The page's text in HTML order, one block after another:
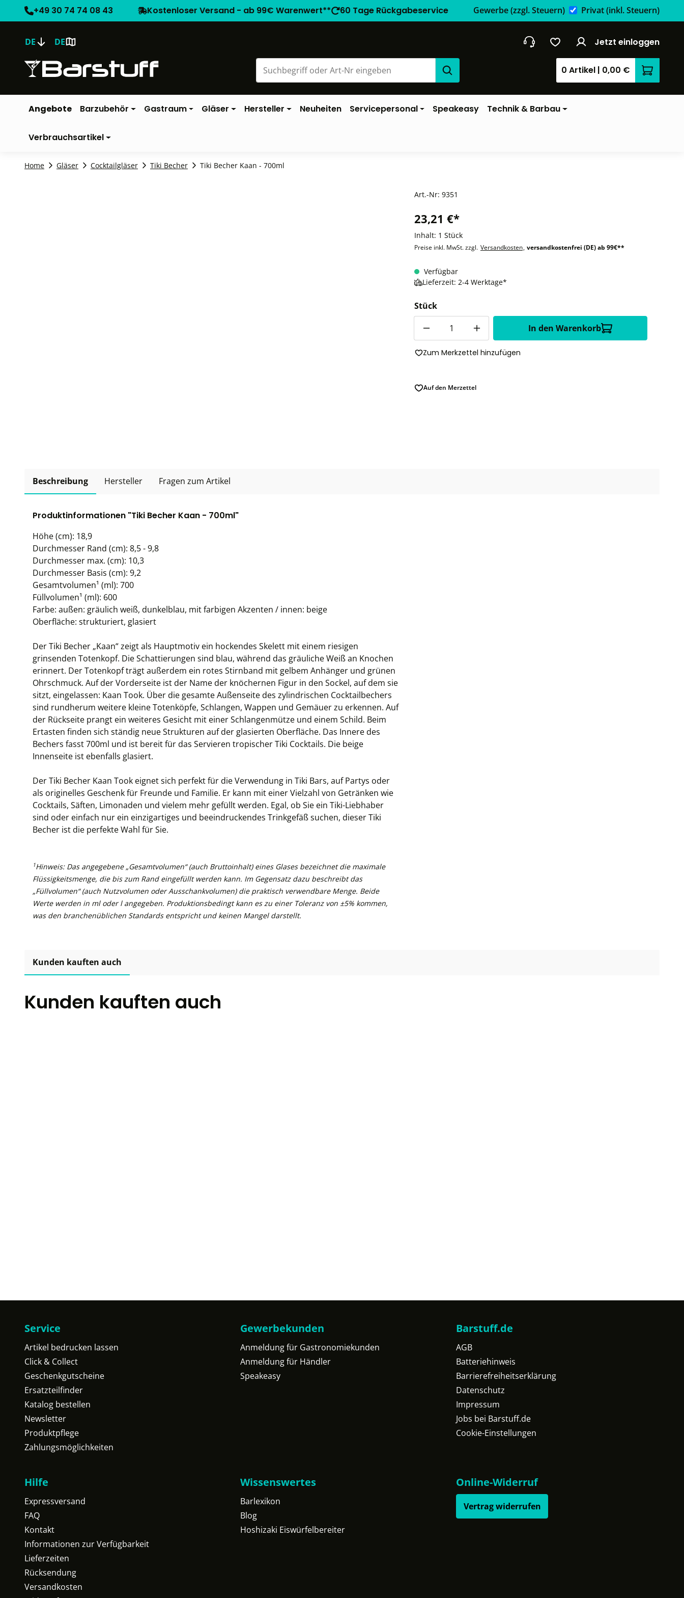
+49 30 74 74 08 43 Kostenloser Versand - ab 99€ Warenwert** 60 Tage Rückgabeservice Gewerbe(zzgl. Steuern) Privat(inkl. Steuern)
DE DE Jetzt einloggen
0 Artikel | 0,00 €
Angebote Barzubehör Gastraum Gläser Hersteller Neuheiten Servicepersonal Speakeasy Technik & Barbau
Verbrauchsartikel
Home Gläser Cocktailgläser Tiki Becher Tiki Becher Kaan - 700ml
Art.-Nr: 9351
23,21 €*
Inhalt: 1 Stück
Preise inkl. MwSt. zzgl. Versandkosten, versandkostenfrei (DE) ab 99€**
Verfügbar
Lieferzeit: 2-4 Werktage*
Stück
In den Warenkorb
Zum Merkzettel hinzufügen
Auf den Merzettel
Beschreibung Hersteller Fragen zum Artikel
Produktinformationen "Tiki Becher Kaan - 700ml"
Höhe (cm): 18,9
Durchmesser Rand (cm): 8,5 - 9,8
Durchmesser max. (cm): 10,3
Durchmesser Basis (cm): 9,2
Gesamtvolumen¹ (ml): 700
Füllvolumen¹ (ml): 600
Farbe: außen: gräulich weiß, dunkelblau, mit farbigen Akzenten / innen: beige
Oberfläche: strukturiert, glasiert
Der Tiki Becher „Kaan“ zeigt als Hauptmotiv ein hockendes Skelett mit einem riesigen
grinsenden Totenkopf. Die Schattierungen sind blau, während das gräuliche Weiß an Knochen
erinnert. Der Totenkopf trägt außerdem ein rotes Stirnband mit gelbem Anhänger und grünen
Ohrschmuck. Auf der Vorderseite ist der Name der knöchernen Figur in den Sockel, auf dem sie
sitzt, eingelassen: Kaan Took. Über die gesamte Außenseite des zylindrischen Cocktailbechers
sind rundherum weitere kleine Totenköpfe, Schlangen, Wappen und Gemäuer zu erkennen. Auf
der Rückseite prangt ein weiteres Gesicht mit einer Schlangenmütze und einem Schild. Beim
Ertasten finden sich ständig neue Strukturen auf der glasierten Oberfläche. Das Innere des
Bechers fasst 700ml und ist bereit für das Servieren tropischer Tiki Cocktails. Die beige
Innenseite ist ebenfalls glasiert.
Der Tiki Becher Kaan Took eignet sich perfekt für die Verwendung in Tiki Bars, auf Partys oder
als originelles Geschenk für Freunde und Familie. Er kann mit einer Vielzahl von Getränken wie
Cocktails, Säften, Limonaden und vielem mehr gefüllt werden. Egal, ob Sie ein Tiki-Liebhaber
sind oder einfach nur ein einzigartiges und beeindruckendes Trinkgefäß suchen, dieser Tiki
Becher ist die perfekte Wahl für Sie.
1Hinweis: Das angegebene „Gesamtvolumen“ (auch Bruttoinhalt) eines Glases bezeichnet die maximale
Flüssigkeitsmenge, die bis zum Rand eingefüllt werden kann. Im Gegensatz dazu beschreibt das
„Füllvolumen“ (auch Nutzvolumen oder Ausschankvolumen) die praktisch verwendbare Menge. Beide
Werte werden in ml oder l angegeben. Produktionsbedingt kann es zu einer Toleranz von ±5% kommen,
was den branchenüblichen Standards entspricht und keinen Mangel darstellt.
Kunden kauften auch
Kunden kauften auch
Service
Artikel bedrucken lassen
Click & Collect
Geschenkgutscheine
Ersatzteilfinder
Katalog bestellen
Newsletter
Produktpflege
Zahlungsmöglichkeiten
Gewerbekunden
Anmeldung für Gastronomiekunden
Anmeldung für Händler
Speakeasy
Barstuff.de
AGB
Batteriehinweis
Barrierefreiheitserklärung
Datenschutz
Impressum
Jobs bei Barstuff.de
Cookie-Einstellungen
Hilfe
Expressversand
FAQ
Kontakt
Informationen zur Verfügbarkeit
Lieferzeiten
Rücksendung
Versandkosten
Wissenswertes
Barlexikon
Blog
Hoshizaki Eiswürfelbereiter
Online-Widerruf
Vertrag widerrufen